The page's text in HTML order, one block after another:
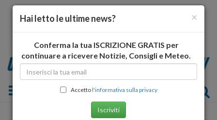
Toggle navigation
×
Hai letto le ultime news?
Conferma la tua ISCRIZIONE GRATIS per
continuare a ricevere Notizie, Consigli e Meteo.
Accettol'informativa sulla privacy
Iscriviti